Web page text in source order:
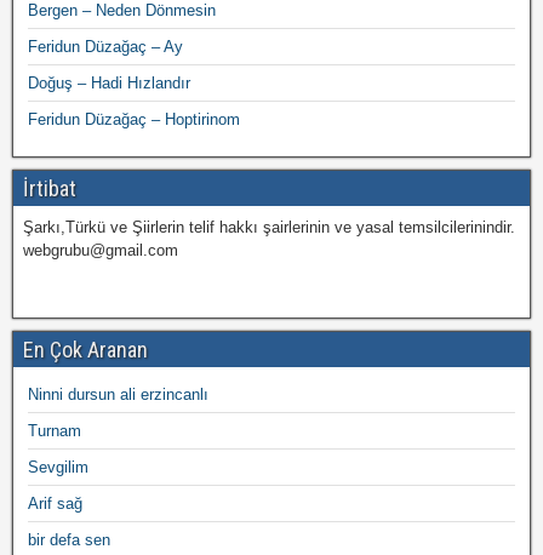
Bergen – Neden Dönmesin
Feridun Düzağaç – Ay
Doğuş – Hadi Hızlandır
Feridun Düzağaç – Hoptirinom
İrtibat
Şarkı,Türkü ve Şiirlerin telif hakkı şairlerinin ve yasal temsilcilerinindir.
webgrubu@gmail.com
En Çok Aranan
Ninni dursun ali erzincanlı
Turnam
Sevgilim
Arif sağ
bir defa sen